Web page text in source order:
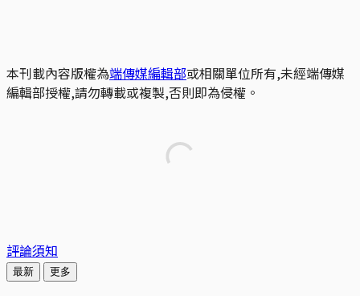
本刊載內容版權為端傳媒編輯部或相關單位所有,未經端傳媒
編輯部授權,請勿轉載或複製,否則即為侵權。
評論須知
最新 更多